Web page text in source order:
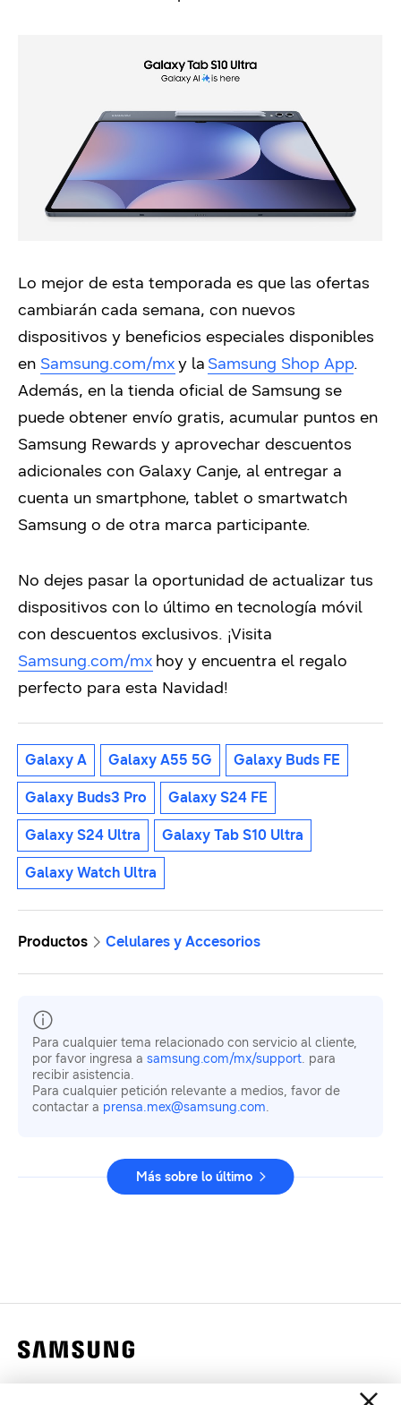
Lo mejor de esta temporada es que las ofertas
cambiarán cada semana, con nuevos
dispositivos y beneficios especiales disponibles
en Samsung.com/mxy la Samsung Shop App.
Además, en la tienda oficial de Samsung se
puede obtener envío gratis, acumular puntos en
Samsung Rewards y aprovechar descuentos
adicionales con Galaxy Canje, al entregar a
cuenta un smartphone, tablet o smartwatch
Samsung o de otra marca participante.
No dejes pasar la oportunidad de actualizar tus
dispositivos con lo último en tecnología móvil
con descuentos exclusivos. ¡Visita
Samsung.com/mx hoy y encuentra el regalo
perfecto para esta Navidad!
Galaxy A Galaxy A55 5G Galaxy Buds FE
Galaxy Buds3 Pro Galaxy S24 FE
Galaxy S24 Ultra Galaxy Tab S10 Ultra
Galaxy Watch Ultra
Productos Celulares y Accesorios
Para cualquier tema relacionado con servicio al cliente,
por favor ingresa a samsung.com/mx/support. para
recibir asistencia.
Para cualquier petición relevante a medios, favor de
contactar a prensa.mex@samsung.com.
Más sobre lo último